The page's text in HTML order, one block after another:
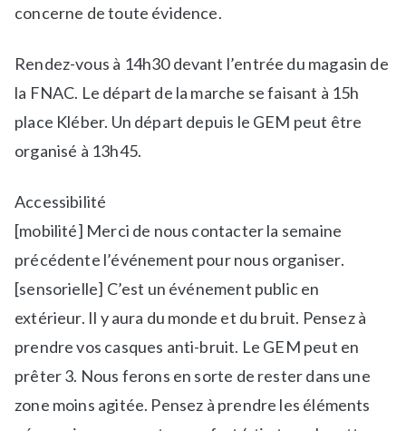
t
u
r
e
s
concerne de toute évidence.
Rendez-vous à 14h30 devant l’entrée du magasin de
la FNAC. Le départ de la marche se faisant à 15h
place Kléber. Un départ depuis le GEM peut être
organisé à 13h45.
Accessibilité
[mobilité] Merci de nous contacter la semaine
précédente l’événement pour nous organiser.
[sensorielle] C’est un événement public en
extérieur. Il y aura du monde et du bruit. Pensez à
prendre vos casques anti-bruit. Le GEM peut en
prêter 3. Nous ferons en sorte de rester dans une
zone moins agitée. Pensez à prendre les éléments